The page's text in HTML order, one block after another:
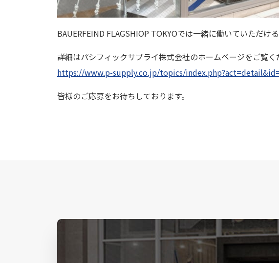
BAUERFEIND FLAGSHIOP TOKYOでは一緒に働いていただけ
詳細はパシフィックサプライ株式会社のホームページをご覧く
https://www.p-supply.co.jp/topics/
皆様のご応募をお待ちしております。